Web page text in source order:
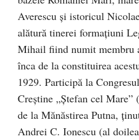
Averescu și istoricul
alătură tinerei formațiuni
Mihail fiind numit membru
înca de la constituirea
1929. Participă la
Creștine „Ștefan cel Mare”
de la Mănăstirea Putna,
Andrei C. Ionescu (al